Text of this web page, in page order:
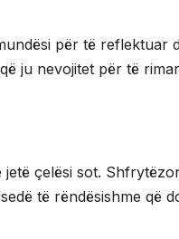
për të reflektuar
ju nevojitet për të
jetë çelësi sot.
të rëndësishme që